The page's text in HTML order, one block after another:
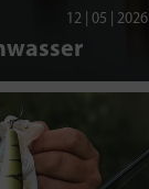
12 | 05 | 2026